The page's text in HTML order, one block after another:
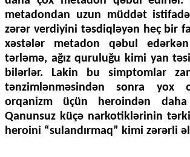
metadondan uzun müddət
zərər verdiyini təsdiqləyən heç bir
xəstələr metadon qəbul
tərləmə, ağız quruluğu kimi yan
bilərlər. Lakin bu simptomlar
tənzimlənməsindən sonra yox
orqanizm üçün heroindən
Qanunsuz küçə narkotiklərinin
heroini “sulandırmaq” kimi zərərli